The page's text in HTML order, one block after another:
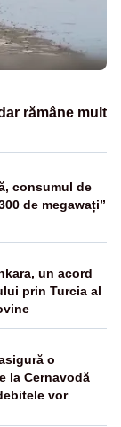
rămâne mult
consumul de
de megawați”
un acord
prin Turcia al
o
la Cernavodă
vor